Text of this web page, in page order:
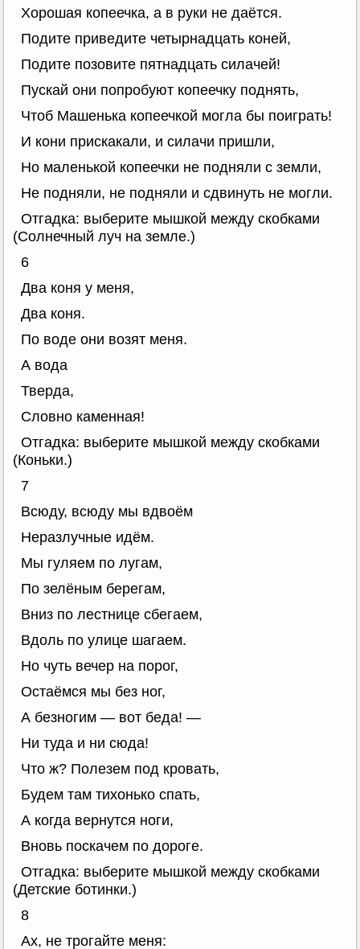
Хорошая копеечка, а в руки не даётся.
Подите приведите четырнадцать коней,
Подите позовите пятнадцать силачей!
Пускай они попробуют копеечку поднять,
Чтоб Машенька копеечкой могла бы поиграть!
И кони прискакали, и силачи пришли,
Но маленькой копеечки не подняли с земли,
Не подняли, не подняли и сдвинуть не могли.
Отгадка: выберите мышкой между скобками
(Солнечный луч на земле.)
6
Два коня у меня,
Два коня.
По воде они возят меня.
А вода
Тверда,
Словно каменная!
Отгадка: выберите мышкой между скобками
(Коньки.)
7
Всюду, всюду мы вдвоём
Неразлучные идём.
Мы гуляем по лугам,
По зелёным берегам,
Вниз по лестнице сбегаем,
Вдоль по улице шагаем.
Но чуть вечер на порог,
Остаёмся мы без ног,
А безногим — вот беда! —
Ни туда и ни сюда!
Что ж? Полезем под кровать,
Будем там тихонько спать,
А когда вернутся ноги,
Вновь поскачем по дороге.
Отгадка: выберите мышкой между скобками
(Детские ботинки.)
8
Ах, не трогайте меня: